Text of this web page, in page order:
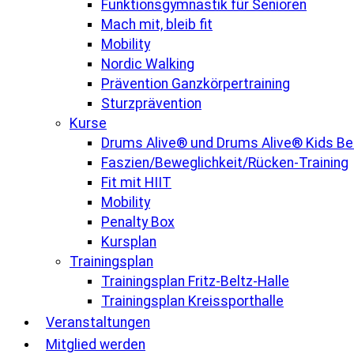
Funktionsgymnastik für Senioren
Mach mit, bleib fit
Mobility
Nordic Walking
Prävention Ganzkörpertraining
Sturzprävention
Kurse
Drums Alive® und Drums Alive® Kids
Faszien/Beweglichkeit/Rücken-Training
Fit mit HIIT
Mobility
Penalty Box
Kursplan
Trainingsplan
Trainingsplan Fritz-Beltz-Halle
Trainingsplan Kreissporthalle
Veranstaltungen
Mitglied werden